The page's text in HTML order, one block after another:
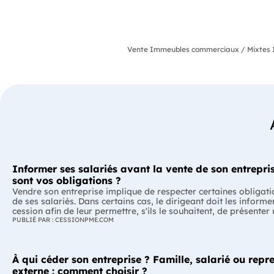
Vente Immeubles commerciaux /
Informer ses salariés avant la vente de son
sont vos obligations ?
Vendre son entreprise implique de respecter certaines
de ses salariés. Dans certains cas, le dirigeant doit les
cession afin de leur permettre, s'ils le souhaitent, de présenter
reprise. Quelles entreprises sont concernées ? Quels délais
salariés. Cette obligation concerne la vente d'un fonds de
cession de la majorité des titres d'une société. Le délai
PUBLIÉ PAR : CESSIONPME.COM
À qui céder son entreprise ? Famille, salarié ou
externe : comment choisir ?